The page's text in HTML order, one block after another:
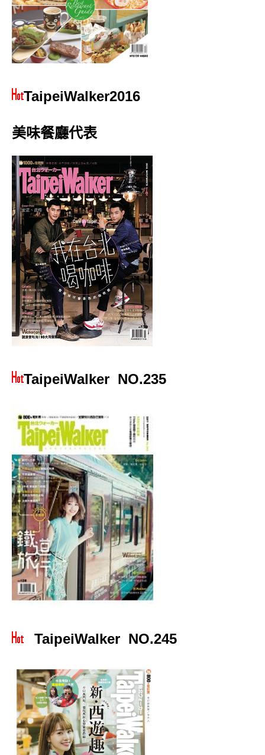
TaipeiWalker2016
美味餐廳代表
TaipeiWalker NO.235
TaipeiWalker NO.245